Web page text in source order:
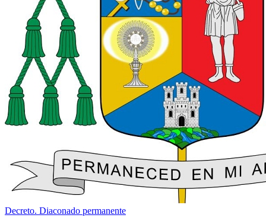
Decreto. Diaconado permanente